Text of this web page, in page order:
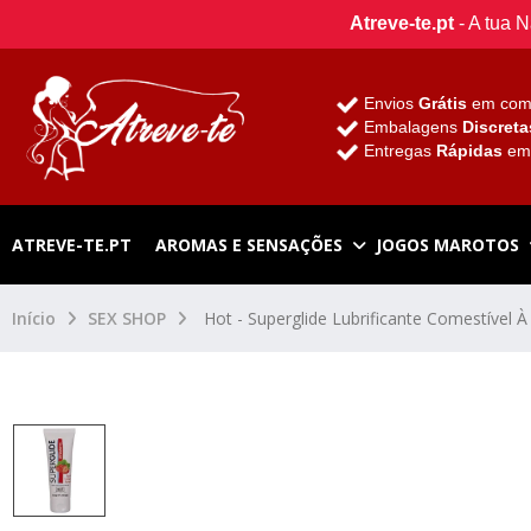
Atreve-te.pt- A tua
Envios Grátis em
Embalagens
Entregas Rápidas em
ATREVE-TE.PT AROMAS E SENSAÇÕES JOGOS MAROTOS
Início SEX SHOP Hot - Superglide Lubrificante Comestível